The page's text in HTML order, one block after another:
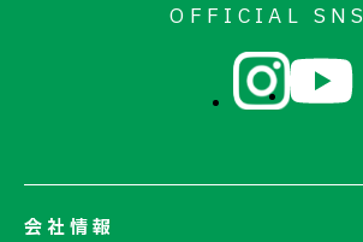
OFFICIAL SNS
会社情報